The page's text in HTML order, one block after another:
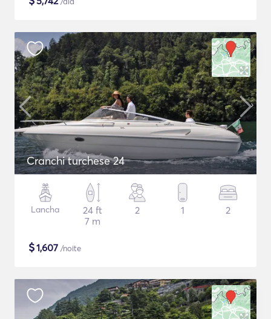
Cranchi turchese 24
Lancha
24 ft
7 m
2 1 2
$1,607 /noite